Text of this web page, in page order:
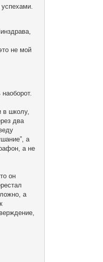
не мой
в школу,
два
а
а не
он
а